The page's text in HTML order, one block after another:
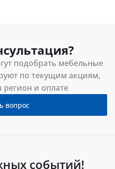
подобрать мебельные
по текущим акциям,
регион и оплате
вопрос
событий!